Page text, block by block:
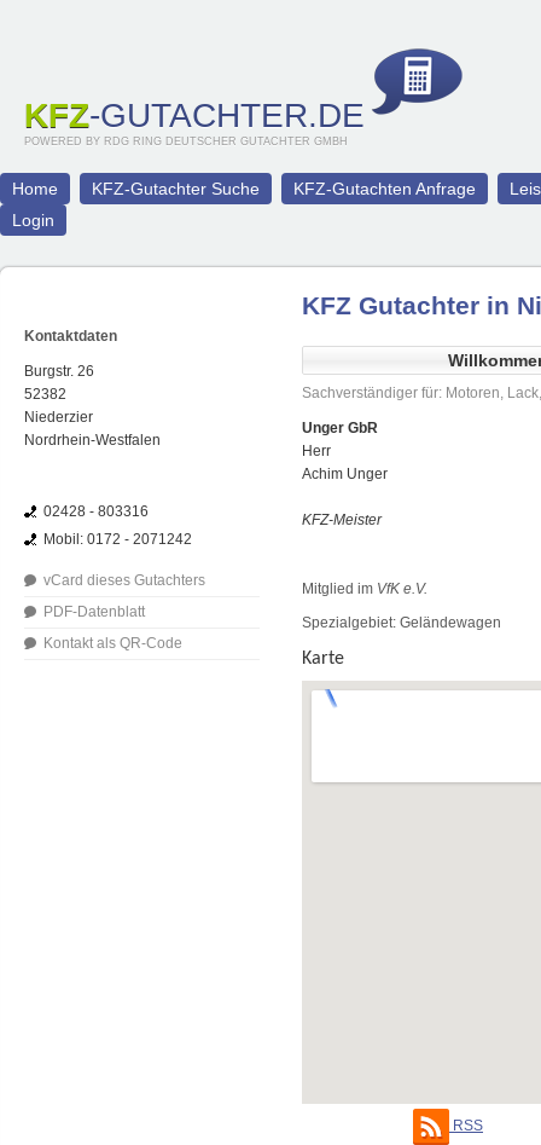
KFZ-GUTACHTER.DE
POWERED BY RDG RING DEUTSCHER GUTACHTER GMBH
Home KFZ-Gutachter Suche KFZ-Gutachten Anfrage
Login
Kontaktdaten
Burgstr. 26
52382
Niederzier
Nordrhein-Westfalen
02428 - 803316
Mobil: 0172 - 2071242
vCard dieses Gutachters
PDF-Datenblatt
Kontakt als QR-Code
KFZ Gutachter in
Sachverständiger für: Motoren,
Unger GbR
Herr
Achim Unger
KFZ-Meister
Mitglied im VfK e.V.
Spezialgebiet: Geländewagen
Karte
RSS